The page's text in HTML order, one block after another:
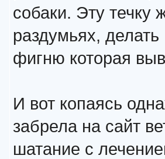
собаки. Эту течку
раздумьях, делать
фигню которая
И вот копаясь
забрела на сайт
шатание с